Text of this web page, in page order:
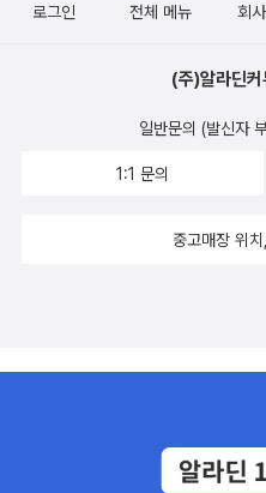
로그인 전체 메뉴 회
(주)알라딘
일반문의 (발신자
1:1 문의
중고매장 위